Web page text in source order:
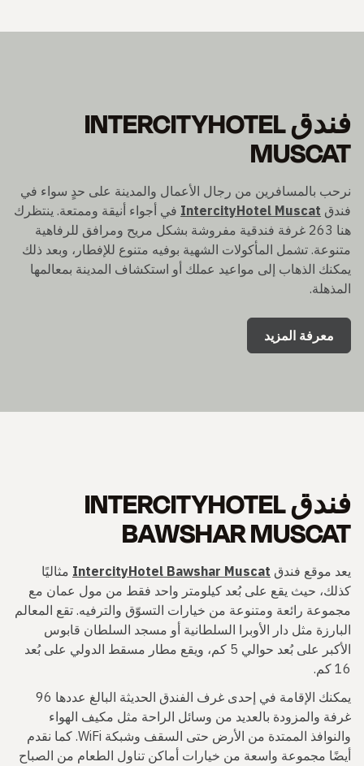
فندق INTERCITYHOTEL
MUSCAT
نرحب بالمسافرين من رجال الأعمال والمدينة على حدٍ سواء في
فندق IntercityHotel Muscat في أجواء أنيقة وممتعة. ينتظرك
هنا 263 غرفة فندقية مفروشة بشكل مريح ومرافق للرفاهية
متنوعة. تشمل المأكولات الشهية بوفيه متنوع للإفطار، وبعد ذلك
يمكنك الذهاب إلى مواعيد عملك أو استكشاف المدينة بمعالمها
المذهلة.
معرفة المزيد
فندق INTERCITYHOTEL
BAWSHAR MUSCAT
يعد موقع فندق IntercityHotel Bawshar Muscat مثاليًا
كذلك، حيث يقع على بُعد كيلومتر واحد فقط من مول عمان مع
مجموعة رائعة ومتنوعة من خيارات التسوّق والترفيه. تقع المعالم
البارزة مثل دار الأوبرا السلطانية أو مسجد السلطان قابوس
الأكبر على بُعد حوالي 5 كم، ويقع مطار مسقط الدولي على بُعد
16 كم.
يمكنك الإقامة في إحدى غرف الفندق الحديثة البالغ عددها 96
غرفة والمزودة بالعديد من وسائل الراحة مثل مكيف الهواء
والنوافذ الممتدة من الأرض حتى السقف وشبكة WiFi. كما نقدم
أيضًا مجموعة واسعة من خيارات أماكن تناول الطعام من الصباح